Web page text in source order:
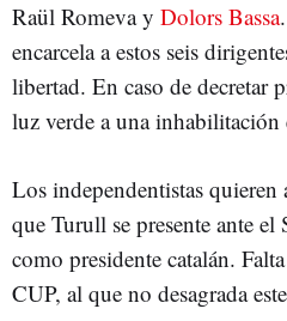
Raül Romeva y Dolors Bassa
encarcela a estos seis
libertad. En caso de decretar
luz verde a una inhabilitación
Los independentistas quieren
que Turull se presente ante
como presidente catalán.
CUP, al que no desagrada